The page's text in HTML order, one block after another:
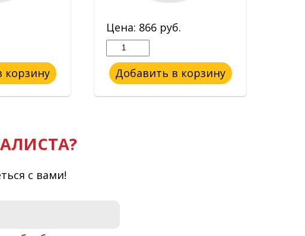
корзину
Цена: 866 руб.
Добавить в корзину
с вами!